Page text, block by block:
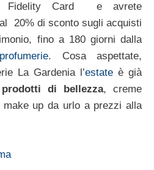
Fidelity Card e avrete
20% di sconto sugli acquisti
fino a 180 giorni dalla
profumerie. Cosa aspettate,
La Gardenia l’estate è già
prodotti di bellezza, creme
up da urlo a prezzi alla